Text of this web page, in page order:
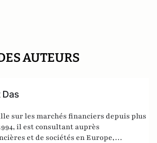
AUTEURS
sur les marchés financiers depuis plus
il est consultant auprès
et de sociétés en Europe,